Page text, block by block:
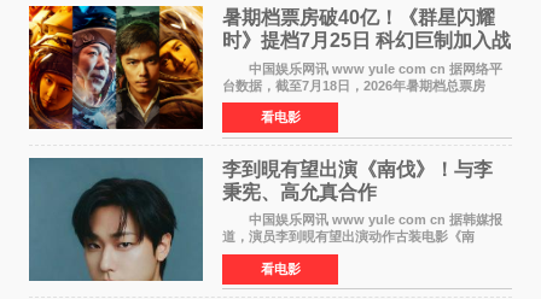
暑期档票房破40亿！《群星闪耀
时》提档7月25日 科幻巨制加入战
中国娱乐网讯 www yule com cn 据网络平
台数据，截至7月18日，2026年暑期档总票房
（含预售）已正式突破40亿元大关，年度总票房
也随之逼近197亿元。超百部中外佳片同台竞技，
点燃了盛夏的电
看电影
李到晛有望出演《南伐》！与李
秉宪、高允真合作
中国娱乐网讯 www yule com cn 据韩媒报
道，演员李到晛有望出演动作古装电影《南
伐》，与李秉宪、高允真合作，引发关注。
该片为动作古装片，讲述朝鲜初期，为了解救被
倭寇绑走的俘虏，9
看电影